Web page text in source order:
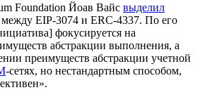
Foundation Йоав Вайс выделил
между EIP-3074 и ERC-4337. По его
фокусируется на
абстракции выполнения, а
преимуществ абстракции учетной
-сетях, но нестандартным способом,